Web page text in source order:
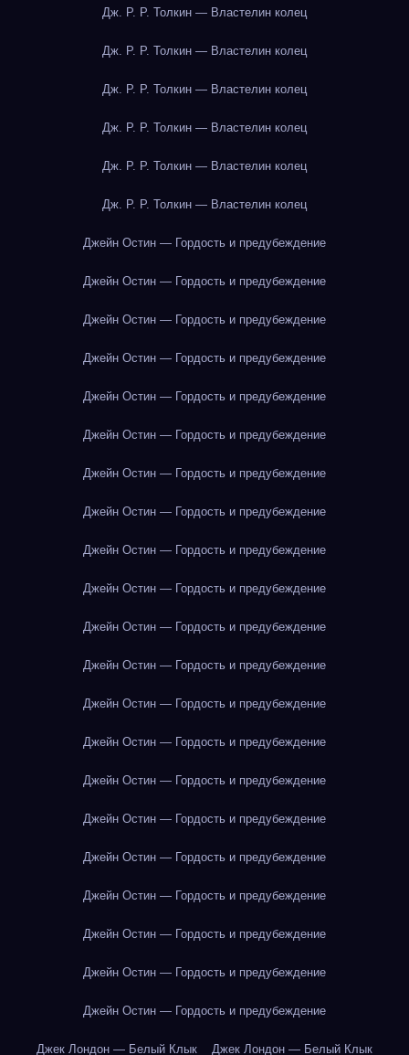
Дж. Р. Р. Толкин — Властелин колец
Дж. Р. Р. Толкин — Властелин колец
Дж. Р. Р. Толкин — Властелин колец
Дж. Р. Р. Толкин — Властелин колец
Дж. Р. Р. Толкин — Властелин колец
Дж. Р. Р. Толкин — Властелин колец
Джейн Остин — Гордость и предубеждение
Джейн Остин — Гордость и предубеждение
Джейн Остин — Гордость и предубеждение
Джейн Остин — Гордость и предубеждение
Джейн Остин — Гордость и предубеждение
Джейн Остин — Гордость и предубеждение
Джейн Остин — Гордость и предубеждение
Джейн Остин — Гордость и предубеждение
Джейн Остин — Гордость и предубеждение
Джейн Остин — Гордость и предубеждение
Джейн Остин — Гордость и предубеждение
Джейн Остин — Гордость и предубеждение
Джейн Остин — Гордость и предубеждение
Джейн Остин — Гордость и предубеждение
Джейн Остин — Гордость и предубеждение
Джейн Остин — Гордость и предубеждение
Джейн Остин — Гордость и предубеждение
Джейн Остин — Гордость и предубеждение
Джейн Остин — Гордость и предубеждение
Джейн Остин — Гордость и предубеждение
Джейн Остин — Гордость и предубеждение
Джек Лондон — Белый Клык Джек Лондон — Белый Клык